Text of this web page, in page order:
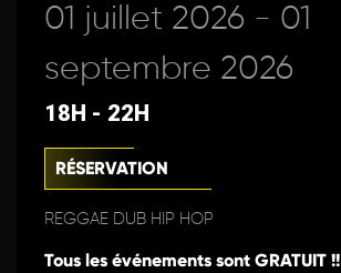
01 juillet 2026 - 01
septembre 2026
18H - 22H
RÉSERVATION
REGGAE DUB HIP HOP
Tous les événements sont GRATUIT !!